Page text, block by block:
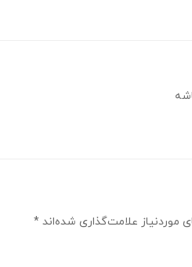
علامت‌گذاری شده‌اند *